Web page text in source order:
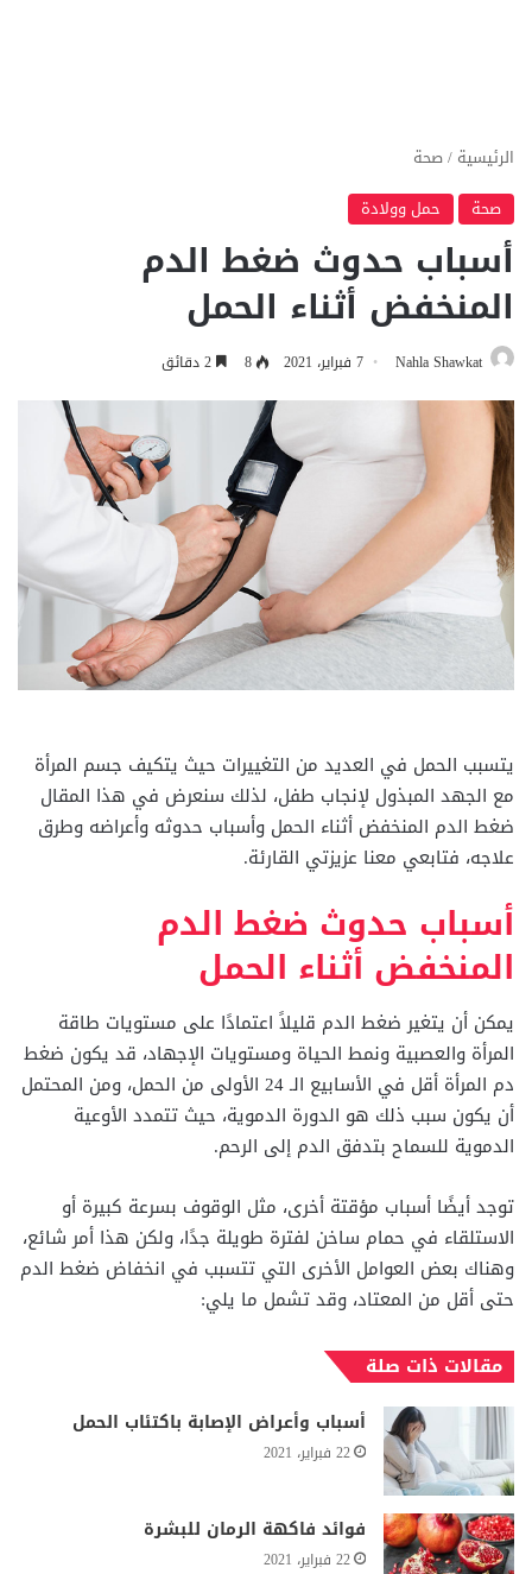
الرئيسية /صحة
صحة
حمل وولادة
أسباب حدوث ضغط الدم
المنخفض أثناء الحمل
Nahla Shawkat 7 فبراير، 2021 8
يتسبب الحمل في العديد من التغييرات حيث يتكيف جسم المرأة
مع الجهد المبذول لإنجاب طفل، لذلك سنعرض في هذا المقال
ضغط الدم المنخفض أثناء الحمل وأسباب حدوثه وأعراضه وطرق
علاجه، فتابعي معنا عزيزتي القارئة.
أسباب حدوث ضغط الدم
المنخفض أثناء الحمل
يمكن أن يتغير ضغط الدم قليلاً اعتمادًا على مستويات طاقة
المرأة والعصبية ونمط الحياة ومستويات الإجهاد، قد يكون ضغط
دم المرأة أقل في الأسابيع الـ 24 الأولى من الحمل، ومن المحتمل
أن يكون سبب ذلك هو الدورة الدموية، حيث تتمدد الأوعية
الدموية للسماح بتدفق الدم إلى الرحم.
توجد أيضًا أسباب مؤقتة أخرى، مثل الوقوف بسرعة كبيرة أو
الاستلقاء في حمام ساخن لفترة طويلة جدًا، ولكن هذا أمر شائع،
وهناك بعض العوامل الأخرى التي تتسبب في انخفاض ضغط الدم
حتى أقل من المعتاد، وقد تشمل ما يلي:
مقالات ذات صلة
أسباب وأعراض الإصابة باكتئاب الحمل
22 فبراير، 2021
فوائد فاكهة الرمان للبشرة
22 فبراير، 2021